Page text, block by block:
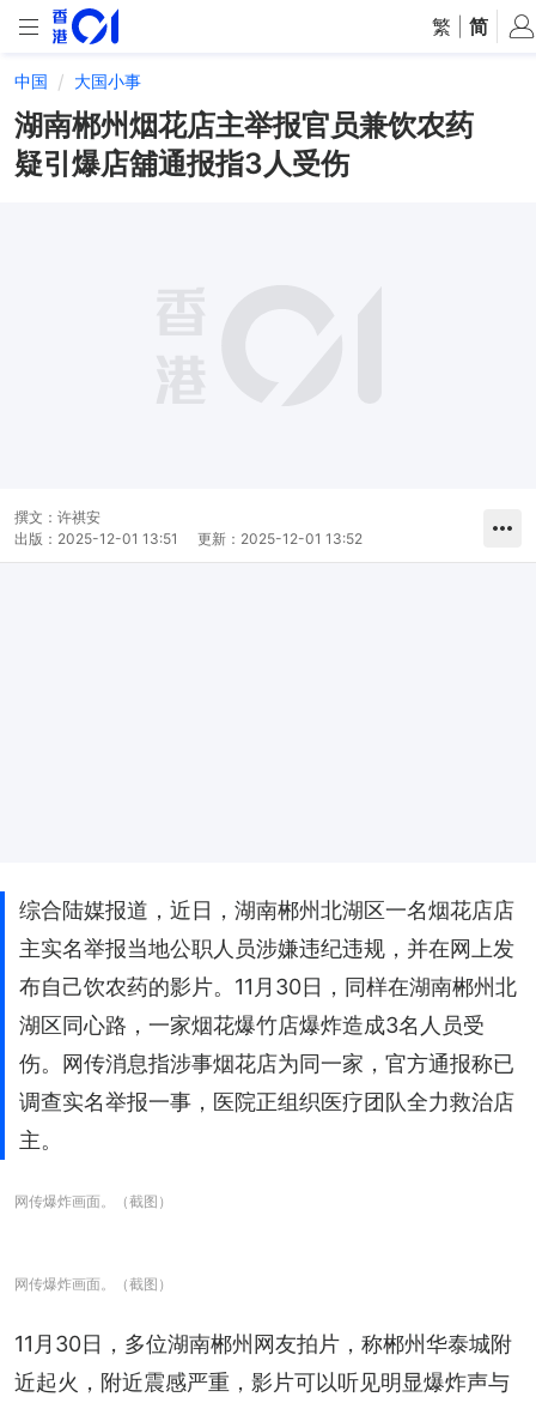
繁 简
中国 大国小事
湖南郴州烟花店主举报官员兼饮农药
疑引爆店舖通报指3人受伤
撰文： 许祺安
出版： 2025-12-01 13:51 更新： 2025-12-01 13:52
综合陆媒报道，近日，湖南郴州北湖区一名烟花店店
主实名举报当地公职人员涉嫌违纪违规，并在网上发
布自己饮农药的影片。11月30日，同样在湖南郴州北
湖区同心路，一家烟花爆竹店爆炸造成3名人员受
伤。网传消息指涉事烟花店为同一家，官方通报称已
调查实名举报一事，医院正组织医疗团队全力救治店
主。
网传爆炸画面。（截图）
网传爆炸画面。（截图）
11月30日，多位湖南郴州网友拍片，称郴州华泰城附
近起火，附近震感严重，影片可以听见明显爆炸声与